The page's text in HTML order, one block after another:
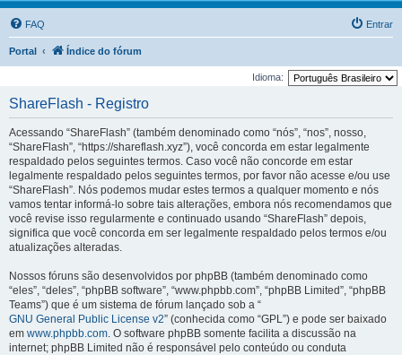
FAQ Entrar
Portal Índice do fórum
Idioma:
ShareFlash - Registro
Acessando “ShareFlash” (também denominado como “nós”, “nos”, nosso,
“ShareFlash”, “https://shareflash.xyz”), você concorda em estar legalmente
respaldado pelos seguintes termos. Caso você não concorde em estar
legalmente respaldado pelos seguintes termos, por favor não acesse e/ou use
“ShareFlash”. Nós podemos mudar estes termos a qualquer momento e nós
vamos tentar informá-lo sobre tais alterações, embora nós recomendamos que
você revise isso regularmente e continuado usando “ShareFlash” depois,
significa que você concorda em ser legalmente respaldado pelos termos e/ou
atualizações alteradas.
Nossos fóruns são desenvolvidos por phpBB (também denominado como
“eles”, “deles”, “phpBB software”, “www.phpbb.com”, “phpBB Limited”, “phpBB
Teams”) que é um sistema de fórum lançado sob a “
GNU General Public License v2” (conhecida como “GPL”) e pode ser baixado
em www.phpbb.com. O software phpBB somente facilita a discussão na
internet; phpBB Limited não é responsável pelo conteúdo ou conduta